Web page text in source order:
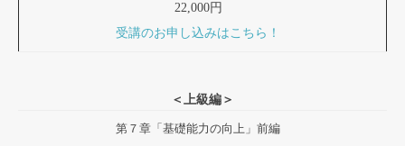
22,000円
受講のお申し込みはこちら！
＜上級編＞
第７章「基礎能力の向上」前編